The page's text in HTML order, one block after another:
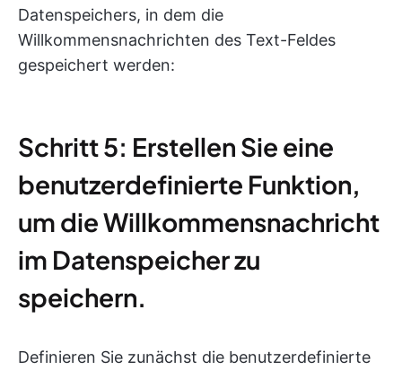
Datenspeichers, in dem die
Willkommensnachrichten des Text-Feldes
gespeichert werden:
Schritt 5: Erstellen Sie eine
benutzerdefinierte Funktion,
um die Willkommensnachricht
im Datenspeicher zu
speichern.
Definieren Sie zunächst die benutzerdefinierte